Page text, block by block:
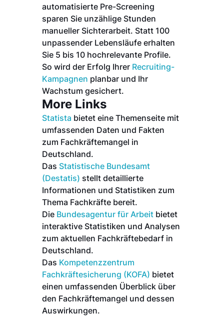
automatisierte Pre-Screening
sparen Sie unzählige Stunden
manueller Sichterarbeit. Statt 100
unpassender Lebensläufe erhalten
Sie 5 bis 10 hochrelevante Profile.
So wird der Erfolg Ihrer Recruiting-
Kampagnen planbar und Ihr
Wachstum gesichert.
More Links
Statista bietet eine Themenseite mit
umfassenden Daten und Fakten
zum Fachkräftemangel in
Deutschland.
Das Statistische Bundesamt
(Destatis) stellt detaillierte
Informationen und Statistiken zum
Thema Fachkräfte bereit.
Die Bundesagentur für Arbeit bietet
interaktive Statistiken und Analysen
zum aktuellen Fachkräftebedarf in
Deutschland.
Das Kompetenzzentrum
Fachkräftesicherung (KOFA) bietet
einen umfassenden Überblick über
den Fachkräftemangel und dessen
Auswirkungen.